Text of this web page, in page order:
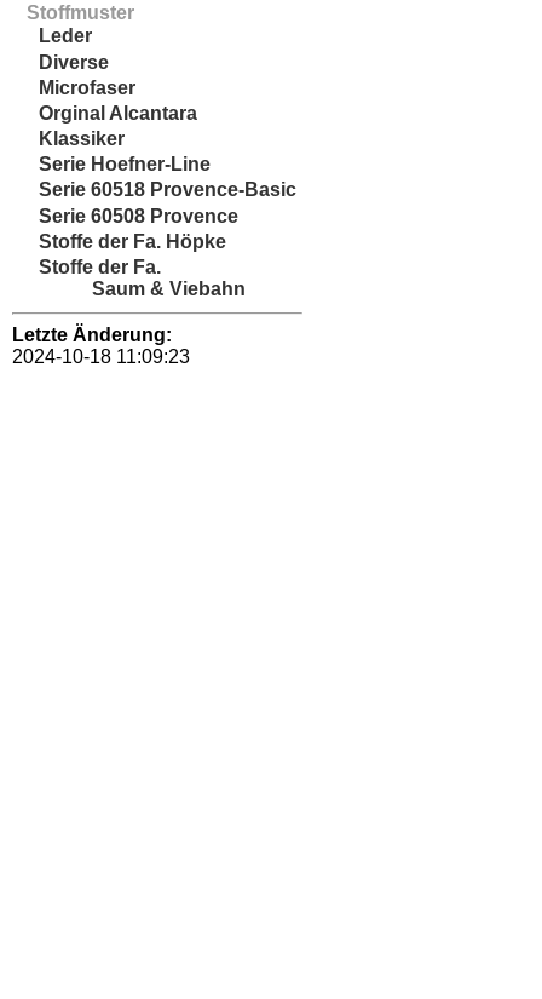
Stoffmuster
Leder
Diverse
Microfaser
Orginal Alcantara
Klassiker
Serie Hoefner-Line
Serie 60518 Provence-Basic
Serie 60508 Provence
Stoffe der Fa. Höpke
Stoffe der Fa.
Saum & Viebahn
Letzte Änderung:
2024-10-18 11:09:23